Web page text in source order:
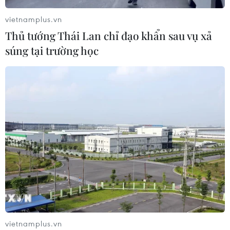
04/08/2026 11:01
Đắk Lắk: Bắt đối tượng lừa đảo
chiếm đoạt hơn 26 tỷ đồng sau gần 9
năm lẩn trốn
CƠ QUAN CHỦ QUẢN: THÔNG TẤN XÃ VIỆT NAM
Tổng Biên tập: TRẦN TIẾN DUẨN
vietnamplus.vn
Thủ tướng Thái Lan chỉ đạo khẩn sau vụ xả
súng tại trường học
vietnamplus.vn